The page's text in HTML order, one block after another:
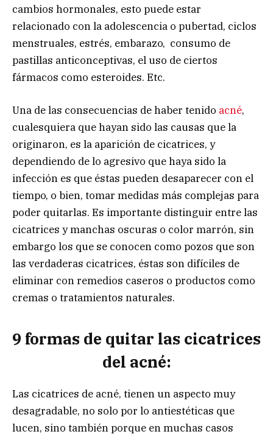
cambios hormonales, esto puede estar
relacionado con la adolescencia o pubertad, ciclos
menstruales, estrés, embarazo, consumo de
pastillas anticonceptivas, el uso de ciertos
fármacos como esteroides. Etc.
Una de las consecuencias de haber tenido acné,
cualesquiera que hayan sido las causas que la
originaron, es la aparición de cicatrices, y
dependiendo de lo agresivo que haya sido la
infección es que éstas pueden desaparecer con el
tiempo, o bien, tomar medidas más complejas para
poder quitarlas. Es importante distinguir entre las
cicatrices y manchas oscuras o color marrón, sin
embargo los que se conocen como pozos que son
las verdaderas cicatrices, éstas son difíciles de
eliminar con remedios caseros o productos como
cremas o tratamientos naturales.
9 formas de quitar las cicatrices
del acné:
Las cicatrices de acné, tienen un aspecto muy
desagradable, no solo por lo antiestéticas que
lucen, sino también porque en muchas casos